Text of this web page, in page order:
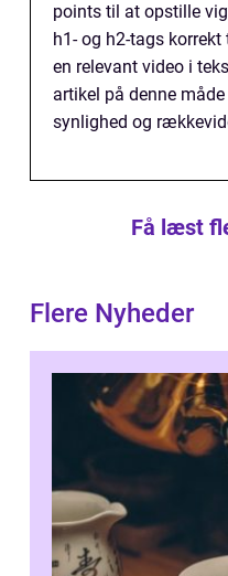
points til at opstille
h1- og h2-tags
en relevant video i
artikel på denne
synlighed og
Få læst
Flere Nyheder